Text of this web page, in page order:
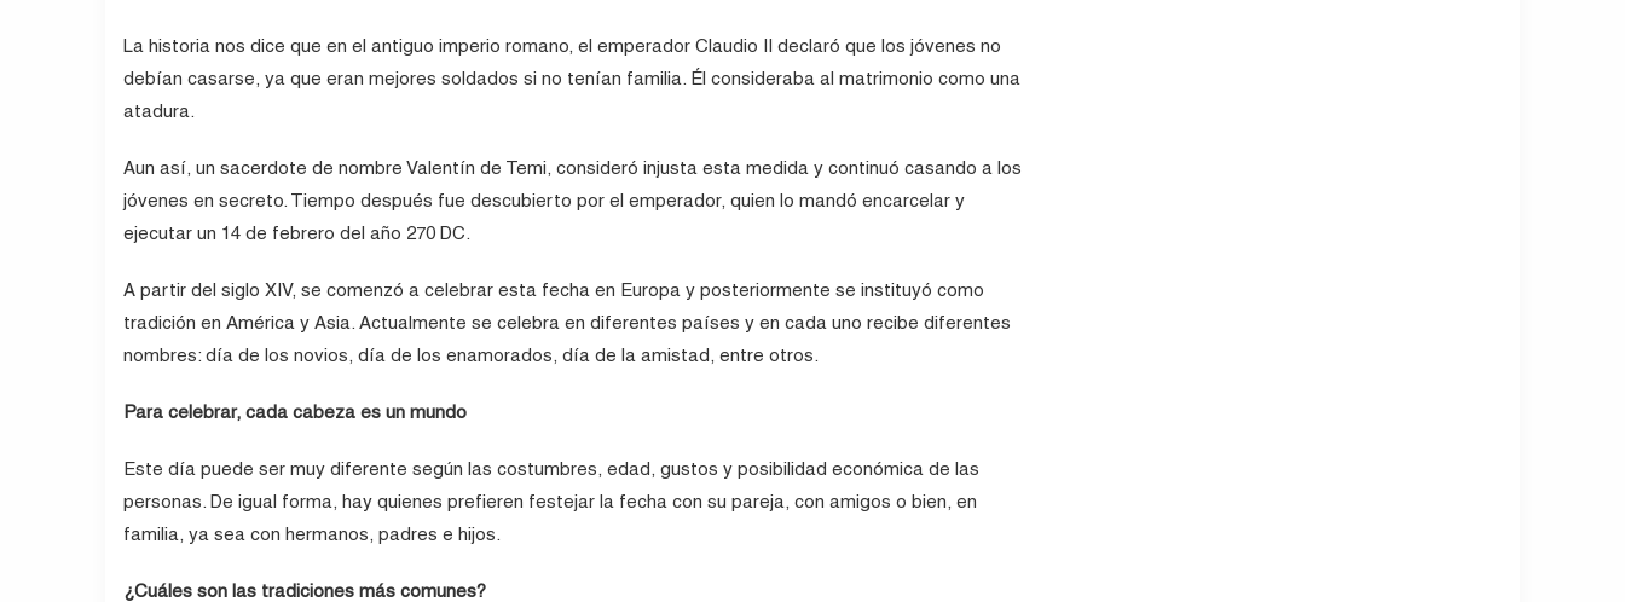
La historia nos dice que en el antiguo imperio romano, el emperador Claudio II declaró que los jóvenes no
debían casarse, ya que eran mejores soldados si no tenían familia. Él consideraba al matrimonio como una
atadura.
Aun así, un sacerdote de nombre Valentín de Temi, consideró injusta esta medida y continuó casando a los
jóvenes en secreto. Tiempo después fue descubierto por el emperador, quien lo mandó encarcelar y
ejecutar un 14 de febrero del año 270 DC.
A partir del siglo XIV, se comenzó a celebrar esta fecha en Europa y posteriormente se instituyó como
tradición en América y Asia. Actualmente se celebra en diferentes países y en cada uno recibe diferentes
nombres: día de los novios, día de los enamorados, día de la amistad, entre otros.
Para celebrar, cada cabeza es un mundo
Este día puede ser muy diferente según las costumbres, edad, gustos y posibilidad económica de las
personas. De igual forma, hay quienes prefieren festejar la fecha con su pareja, con amigos o bien, en
familia, ya sea con hermanos, padres e hijos.
¿Cuáles son las tradiciones más comunes?